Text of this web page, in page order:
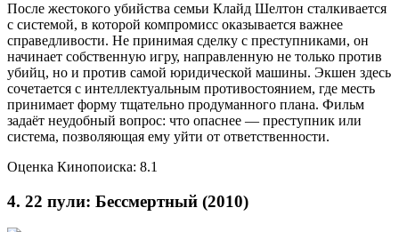
После жестокого убийства семьи Клайд Шелтон сталкивается
с системой, в которой компромисс оказывается важнее
справедливости. Не принимая сделку с преступниками, он
начинает собственную игру, направленную не только против
убийц, но и против самой юридической машины. Экшен здесь
сочетается с интеллектуальным противостоянием, где месть
принимает форму тщательно продуманного плана. Фильм
задаёт неудобный вопрос: что опаснее — преступник или
система, позволяющая ему уйти от ответственности.
Оценка Кинопоиска: 8.1
4. 22 пули: Бессмертный (2010)